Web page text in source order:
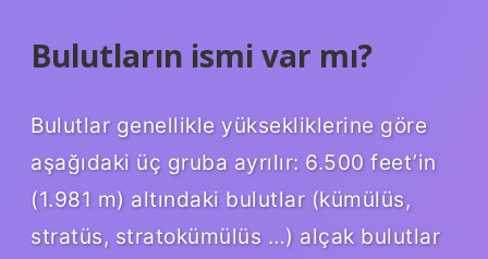
Bulutların ismi var mı?
Bulutlar genellikle yüksekliklerine göre
aşağıdaki üç gruba ayrılır: 6.500 feet’in
(1.981 m) altındaki bulutlar (kümülüs,
stratüs, stratokümülüs …) alçak bulutlar